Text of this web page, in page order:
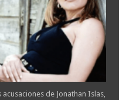
de Jonathan Islas,